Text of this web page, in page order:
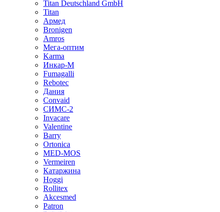
Titan Deutschland GmbH
Titan
Армед
Bronigen
Amros
Мега-оптим
Karma
Инкар-М
Fumagalli
Rebotec
Дания
Convaid
СИМС-2
Invacare
Valentine
Barry
Ortonica
MED-MOS
Vermeiren
Катаржина
Hoggi
Rollitex
Akcesmed
Patron